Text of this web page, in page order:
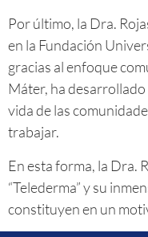
Por último, la Dra.
en la Fundación
gracias al enfoque
Máter, ha
vida de las
trabajar.
En esta forma, la Dra.
“Telederma” y su
constituyen en un